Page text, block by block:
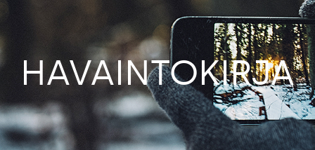
HAVAINTOKIRJA